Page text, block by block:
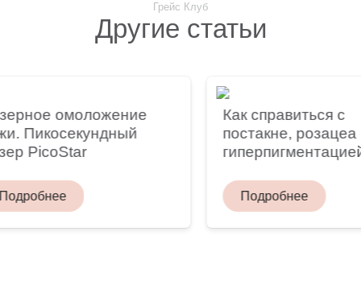
Грейс Клуб
Другие статьи
омоложение
PicoStar
Как справиться с
постакне, розацеа и
гиперпигментацией?
Подробнее